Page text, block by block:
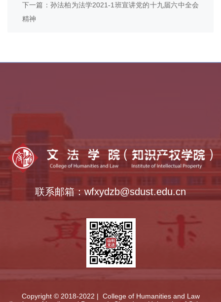
下一篇：孙法柏为法学2021-1班宣讲党的十九届六中全会
精神
全国哲学社会科学工作办公室
联系邮箱：wfxydzb@sdust.edu.cn
Copyright © 2018-2022 | College of Humanities and Law